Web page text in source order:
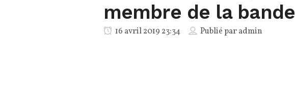
membre de la bande
16 avril 2019 23:34 Publié paradmin